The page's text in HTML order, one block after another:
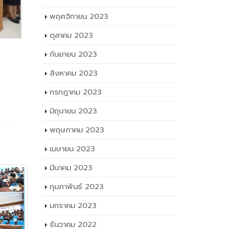
เมษายน 2023
มีนาคม 2023
กุมภาพันธ์ 2023
มกราคม 2023
ธันวาคม 2022
พฤศจิกายน 2022
ตุลาคม 2022
กันยายน 2022
สิงหาคม 2022
กรกฎาคม 2022
มิถุนายน 2022
พฤษภาคม 2022